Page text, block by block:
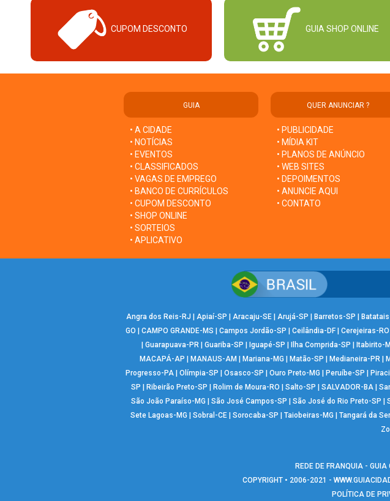
CUPOM DESCONTO GUIA SHOP ONLINE
GUIA
• A CIDADE
• NOTÍCIAS
• EVENTOS
• CLASSIFICADOS
• VAGAS DE EMPREGO
• BANCO DE CURRÍCULOS
• CUPOM DESCONTO
• SHOP ONLINE
• SORTEIOS
• APLICATIVO
QUER ANUNCIAR ?
• PUBLICIDADE
• MÍDIA KIT
• PLANOS DE ANÚNCIO
• WEB SITES
• DEPOIMENTOS
• ANUNCIE AQUI
• CONTATO
Angra dos Reis-RJ | Apiaí-SP | Aracaju-SE | Arujá-SP | Barretos-SP |
GO | CAMPO GRANDE-MS | Campos Jordão-SP | Ceilândia-DF | Cerejeiras-RO
| Guarapuava-PR | Guariba-SP | Iguapé-SP | Ilha Comprida-SP | Itabirito-
MACAPÁ-AP | MANAUS-AM | Mariana-MG | Matão-SP | Medianeira-PR |
Progresso-PA| Olímpia-SP | Osasco-SP | Ouro Preto-MG | Peruíbe-SP |
SP | Ribeirão Preto-SP | Rolim de Moura-RO | Salto-SP | SALVADOR-BA|
São João Paraíso-MG | São José Campos-SP | São José do Rio Preto-SP |
Sete Lagoas-MG | Sobral-CE| Sorocaba-SP | Taiobeiras-MG | Tangará da
REDE DE FRANQUIA -
COPYRIGHT • 2006-2021 -
POLÍTICA DE